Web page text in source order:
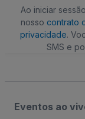
Ao iniciar
nosso contrato
privacidade.
SMS e
Eventos ao